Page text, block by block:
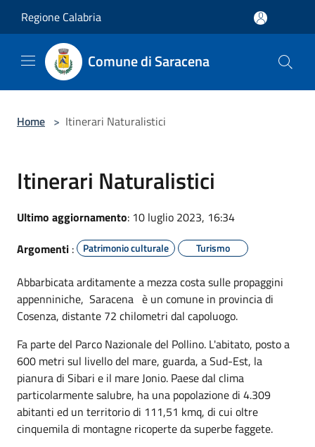
Regione Calabria
Comune di Saracena
Home > Itinerari Naturalistici
Itinerari Naturalistici
Ultimo aggiornamento: 10 luglio 2023, 16:34
Argomenti : Patrimonio culturale Turismo
Abbarbicata arditamente a mezza costa sulle propaggini
appenniniche, Saracena è un comune in provincia di
Cosenza, distante 72 chilometri dal capoluogo.
Fa parte del Parco Nazionale del Pollino. L'abitato, posto a
600 metri sul livello del mare, guarda, a Sud-Est, la
pianura di Sibari e il mare Jonio. Paese dal clima
particolarmente salubre, ha una popolazione di 4.309
abitanti ed un territorio di 111,51 kmq, di cui oltre
cinquemila di montagne ricoperte da superbe faggete.